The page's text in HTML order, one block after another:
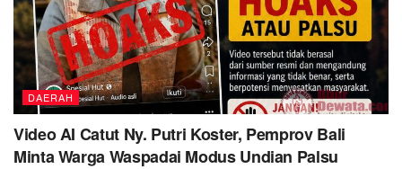
DAERAH
Video AI Catut Ny. Putri Koster, Pemprov Bali
Minta Warga Waspadai Modus Undian Palsu